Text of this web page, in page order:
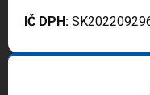
IČ DPH: